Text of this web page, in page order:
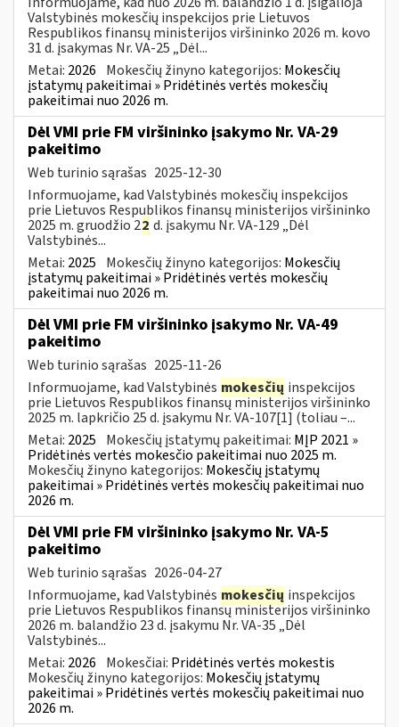
Valstybinės mokesčių inspekcijos prie Lietuvos
Respublikos finansų ministerijos viršininko 2026 m. kovo
31 d. įsakymas Nr. VA-25 „Dėl...
Metai: 2026 Mokesčių žinyno kategorijos: Mokesčių
įstatymų pakeitimai » Pridėtinės vertės mokesčių
pakeitimai nuo 2026 m.
Dėl VMI prie FM viršininko įsakymo Nr. VA-29
pakeitimo
Web turinio sąrašas 2025-12-30
Informuojame, kad Valstybinės mokesčių inspekcijos
prie Lietuvos Respublikos finansų ministerijos viršininko
2025 m. gruodžio 22 d. įsakymu Nr. VA-129 „Dėl
Valstybinės...
Metai: 2025 Mokesčių žinyno kategorijos: Mokesčių
įstatymų pakeitimai » Pridėtinės vertės mokesčių
pakeitimai nuo 2026 m.
Dėl VMI prie FM viršininko įsakymo Nr. VA-49
pakeitimo
Web turinio sąrašas 2025-11-26
Informuojame, kad Valstybinės mokesčių inspekcijos
prie Lietuvos Respublikos finansų ministerijos viršininko
2025 m. lapkričio 25 d. įsakymu Nr. VA-107[1] (toliau –...
Metai: 2025 Mokesčių įstatymų pakeitimai: MĮP 2021 »
Pridėtinės vertės mokesčio pakeitimai nuo 2025 m.
Mokesčių žinyno kategorijos: Mokesčių įstatymų
pakeitimai » Pridėtinės vertės mokesčių pakeitimai nuo
2026 m.
Dėl VMI prie FM viršininko įsakymo Nr. VA-5
pakeitimo
Web turinio sąrašas 2026-04-27
Informuojame, kad Valstybinės mokesčių inspekcijos
prie Lietuvos Respublikos finansų ministerijos viršininko
2026 m. balandžio 23 d. įsakymu Nr. VA-35 „Dėl
Valstybinės...
Metai: 2026 Mokesčiai: Pridėtinės vertės mokestis
Mokesčių žinyno kategorijos: Mokesčių įstatymų
pakeitimai » Pridėtinės vertės mokesčių pakeitimai nuo
2026 m.